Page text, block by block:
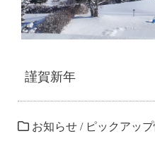
謹賀新年
お知らせ / ピックアッ